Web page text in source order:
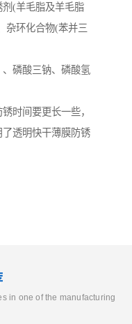
(羊毛脂及羊毛脂
杂环化合物(苯并三
磷酸三钠、磷酸氢
时间要更长一些，
透明快干薄膜防锈
in one of the manufacturing